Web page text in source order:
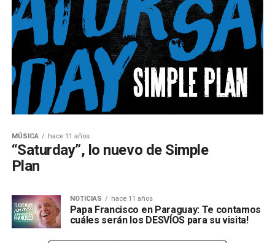
MÚSICA hace 11 años
“Saturday”, lo nuevo de Simple
Plan
NOTICIAS hace 11 años
Papa Francisco en Paraguay: Te contamos
cuáles serán los DESVÍOS para su visita!